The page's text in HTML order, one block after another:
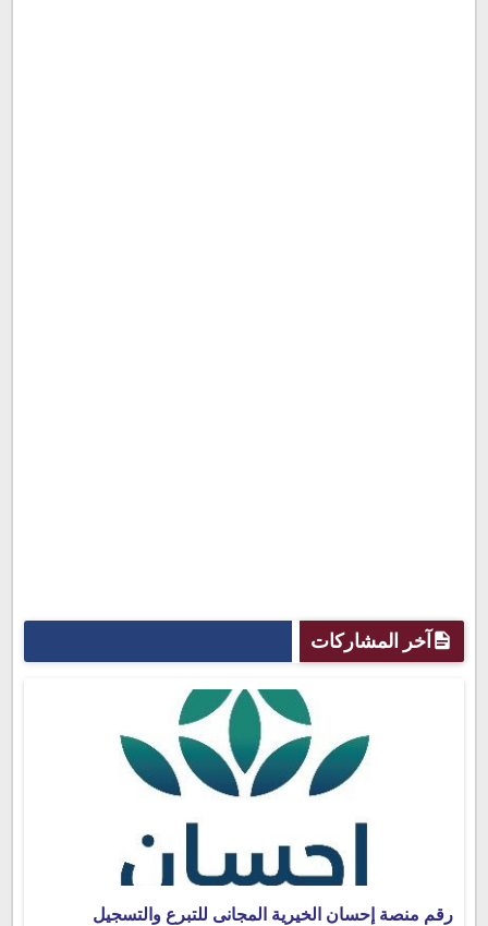
آخر المشاركات
رقم منصة إحسان الخيرية المجانى للتبرع والتسجيل